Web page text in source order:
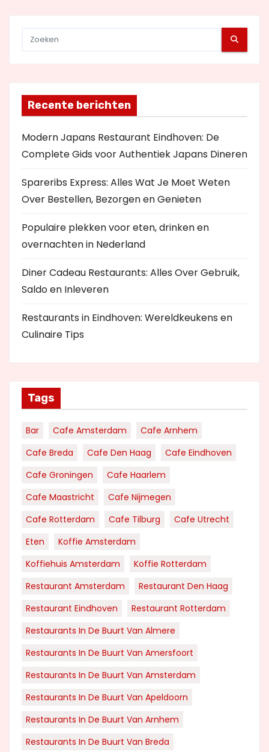
Recente berichten
Modern Japans Restaurant Eindhoven: De
Complete Gids voor Authentiek Japans Dineren
Spareribs Express: Alles Wat Je Moet Weten
Over Bestellen, Bezorgen en Genieten
Populaire plekken voor eten, drinken en
overnachten in Nederland
Diner Cadeau Restaurants: Alles Over Gebruik,
Saldo en Inleveren
Restaurants in Eindhoven: Wereldkeukens en
Culinaire Tips
Tags
Bar Cafe Amsterdam
Cafe Arnhem
Cafe Breda
Cafe Den Haag
Cafe Eindhoven
Cafe Groningen
Cafe Haarlem
Cafe Maastricht
Cafe Nijmegen
Cafe Rotterdam
Cafe Tilburg
Cafe Utrecht
Eten
Koffie Amsterdam
Koffiehuis Amsterdam
Koffie Rotterdam
Restaurant Amsterdam
Restaurant Den Haag
Restaurant Eindhoven
Restaurant Rotterdam
Restaurants In De Buurt Van Almere
Restaurants In De Buurt Van Amersfoort
Restaurants In De Buurt Van Amsterdam
Restaurants In De Buurt Van Apeldoorn
Restaurants In De Buurt Van Arnhem
Restaurants In De Buurt Van Breda